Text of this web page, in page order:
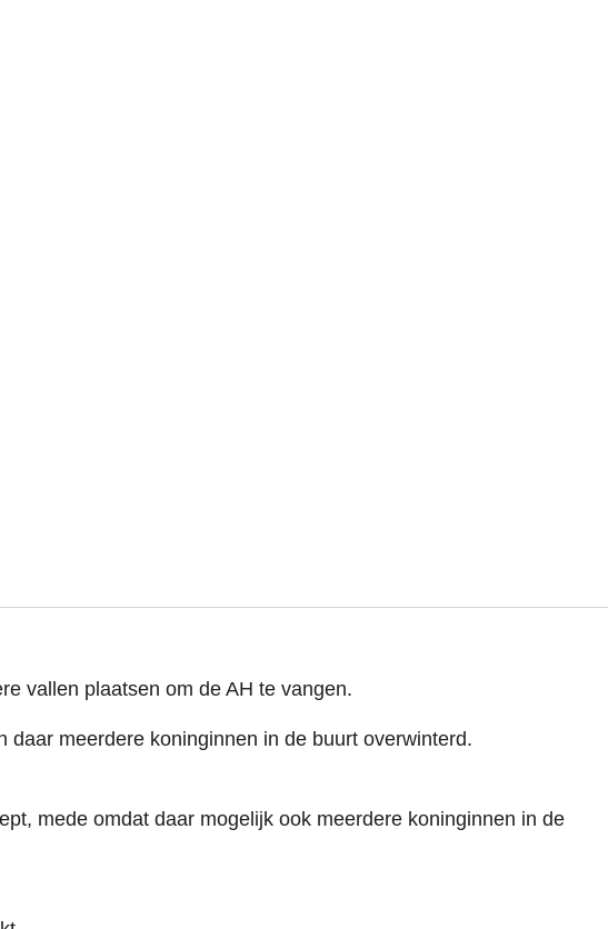
vallen plaatsen om de AH te vangen.
meerdere koninginnen in de buurt overwinterd.
mede omdat daar mogelijk ook meerdere koninginnen in de